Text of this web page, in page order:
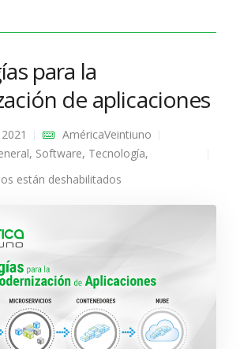
para la
de aplicaciones
AméricaVeintiuno
, Software, Tecnología,
están deshabilitados
aplicaciones